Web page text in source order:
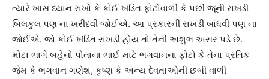
ત્યારે ખાસ ધ્યાન રાખો કે કોઈ ખંડિત ફોટોવાળી કે પછી જૂની રાખડી
બિલકુલ પણ ના ખરીદવી જોઈએ. આ પ્રકારની રાખડી બાંધવી પણ ના
જોઈએ. જો કોઈ ખંડિત રાખડી હોય તો તેની અશુભ અસર પડે છે.
મોટા ભાગે બહેનો પોતાના ભાઈ માટે ભગવાનના ફોટો કે તેના પ્રતિક
જેમ કે ભગવાન ગણેશ, કૃષ્ણ કે અન્ય દેવતાઓની છબી વાળી